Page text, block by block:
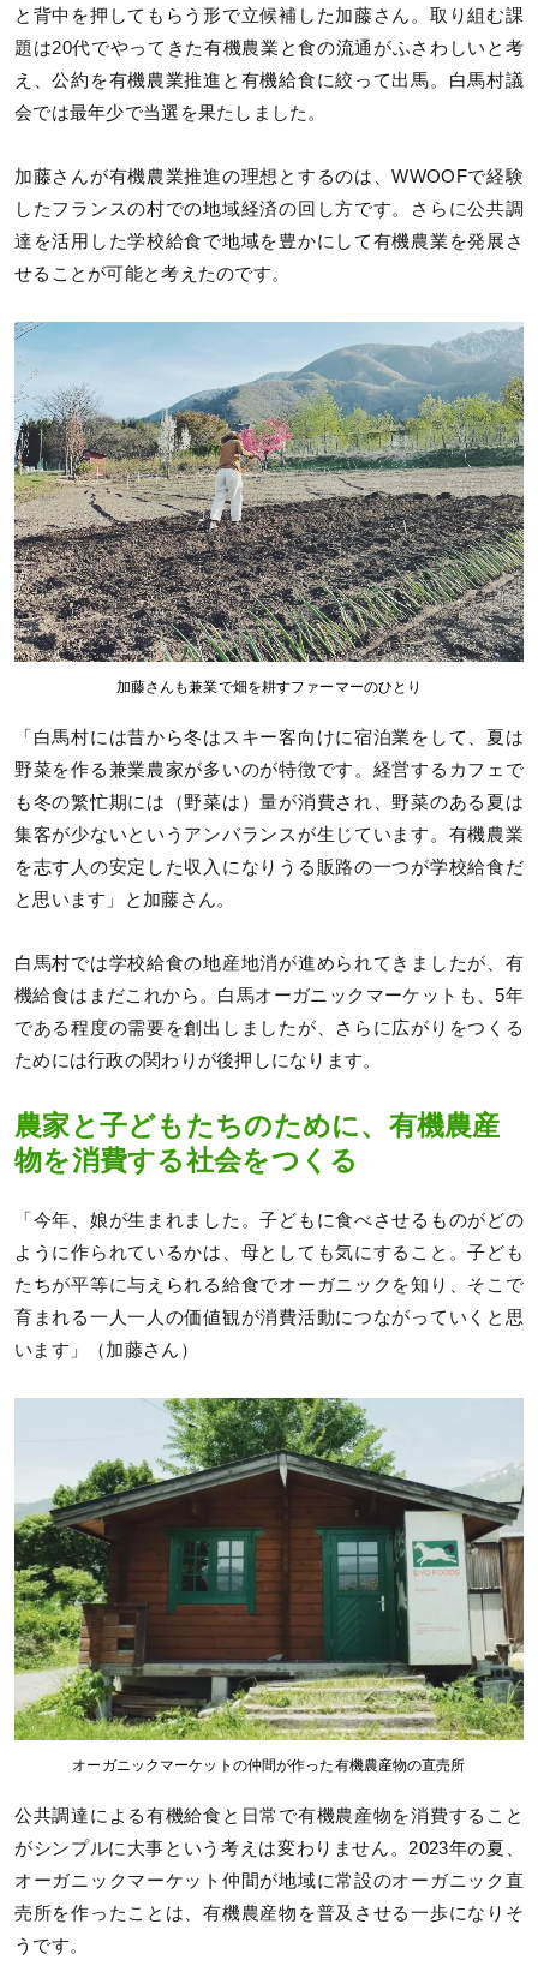
と背中を押してもらう形で立候補した加藤さん。取り組む課
題は20代でやってきた有機農業と食の流通がふさわしいと考
え、公約を有機農業推進と有機給食に絞って出馬。白馬村議
会では最年少で当選を果たしました。
加藤さんが有機農業推進の理想とするのは、WWOOFで経験
したフランスの村での地域経済の回し方です。さらに公共調
達を活用した学校給食で地域を豊かにして有機農業を発展さ
せることが可能と考えたのです。
加藤さんも兼業で畑を耕すファーマーのひとり
「白馬村には昔から冬はスキー客向けに宿泊業をして、夏は
野菜を作る兼業農家が多いのが特徴です。経営するカフェで
も冬の繁忙期には（野菜は）量が消費され、野菜のある夏は
集客が少ないというアンバランスが生じています。有機農業
を志す人の安定した収入になりうる販路の一つが学校給食だ
と思います」と加藤さん。
白馬村では学校給食の地産地消が進められてきましたが、有
機給食はまだこれから。白馬オーガニックマーケットも、5年
である程度の需要を創出しましたが、さらに広がりをつくる
ためには行政の関わりが後押しになります。
農家と子どもたちのために、有機農産
物を消費する社会をつくる
「今年、娘が生まれました。子どもに食べさせるものがどの
ように作られているかは、母としても気にすること。子ども
たちが平等に与えられる給食でオーガニックを知り、そこで
育まれる一人一人の価値観が消費活動につながっていくと思
います」（加藤さん）
オーガニックマーケットの仲間が作った有機農産物の直売所
公共調達による有機給食と日常で有機農産物を消費すること
がシンプルに大事という考えは変わりません。2023年の夏、
オーガニックマーケット仲間が地域に常設のオーガニック直
売所を作ったことは、有機農産物を普及させる一歩になりそ
うです。